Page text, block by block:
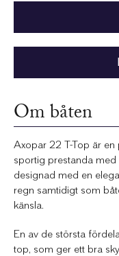
Om båten
Axopar 22 T-Top är
sportig prestanda med
designad med en
regn samtidigt som
känsla.
En av de största
top, som ger ett bra